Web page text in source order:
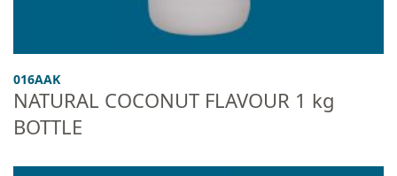
016AAK
NATURAL COCONUT FLAVOUR 1 kg
BOTTLE